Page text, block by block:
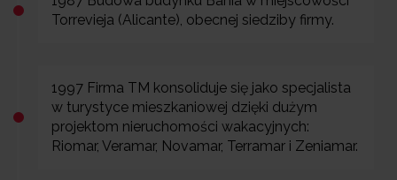
Torrevieja (Alicante), obecnej siedziby firmy.
1997 Firma TM konsoliduje się jako specjalista
w turystyce mieszkaniowej dzięki dużym
projektom nieruchomości wakacyjnych:
Riomar, Veramar, Novamar, Terramar i Zeniamar.